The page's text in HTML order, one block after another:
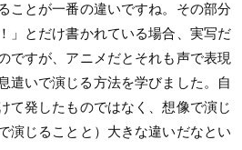
ことが一番の違いですね。その部分
」とだけ書かれている場合、実写だ
ですが、アニメだとそれも声で表現
いで演じる方法を学びました。自
て発したものではなく、想像で演じ
演じることと）大きな違いだなとい